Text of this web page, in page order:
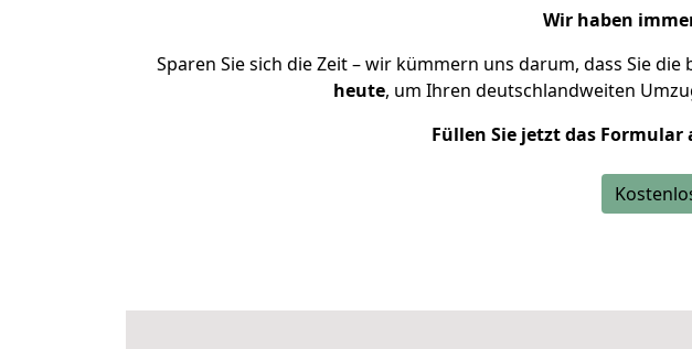
Wir haben
Sparen Sie sich die Zeit – wir kümmern uns darum, dass Sie
heute, um Ihren deutschlandweiten
Füllen Sie jetzt das Formular